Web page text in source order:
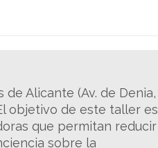
Alicante (Av. de Denia,
objetivo de este taller es
que permitan reducir
sobre la